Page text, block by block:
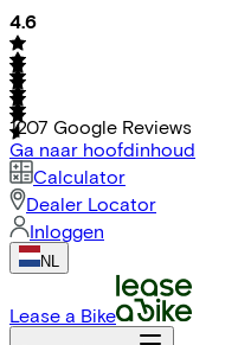
4.6
1207 Google Reviews
Ga naar hoofdinhoud
Calculator
Dealer Locator
Inloggen
NL
Lease a Bike